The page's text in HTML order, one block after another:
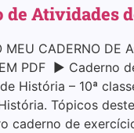
de Atividades
MEU CADERNO DE
EM PDF ▶ Caderno
História – 10ª
Tópicos
caderno de